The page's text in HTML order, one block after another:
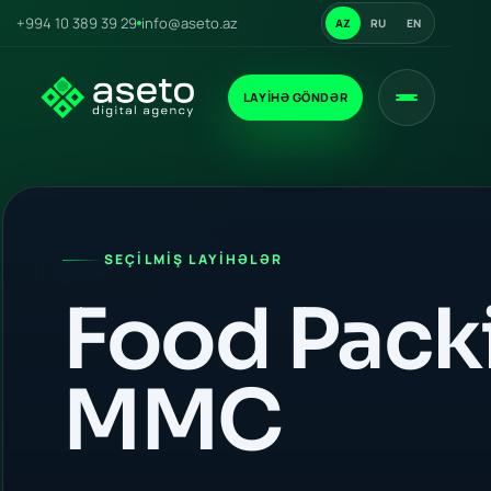
+994 10 389 39 29 info@aseto.az AZ RU EN
LAYIHƏ GÖNDƏR
SEÇILMIŞ LAYIHƏLƏR
Food
MMC